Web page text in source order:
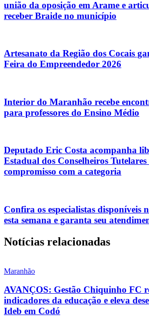
união da oposição em Arame e
receber Braide no município
Artesanato da Região dos Cocais
Feira do Empreendedor 2026
Interior do Maranhão recebe
para professores do Ensino Médio
Deputado Eric Costa acompanha
Estadual dos Conselheiros
compromisso com a categoria
Confira os especialistas disponíveis
esta semana e garanta seu
Notícias relacionadas
Maranhão
AVANÇOS: Gestão Chiquinho FC
indicadores da educação e eleva
Ideb em Codó